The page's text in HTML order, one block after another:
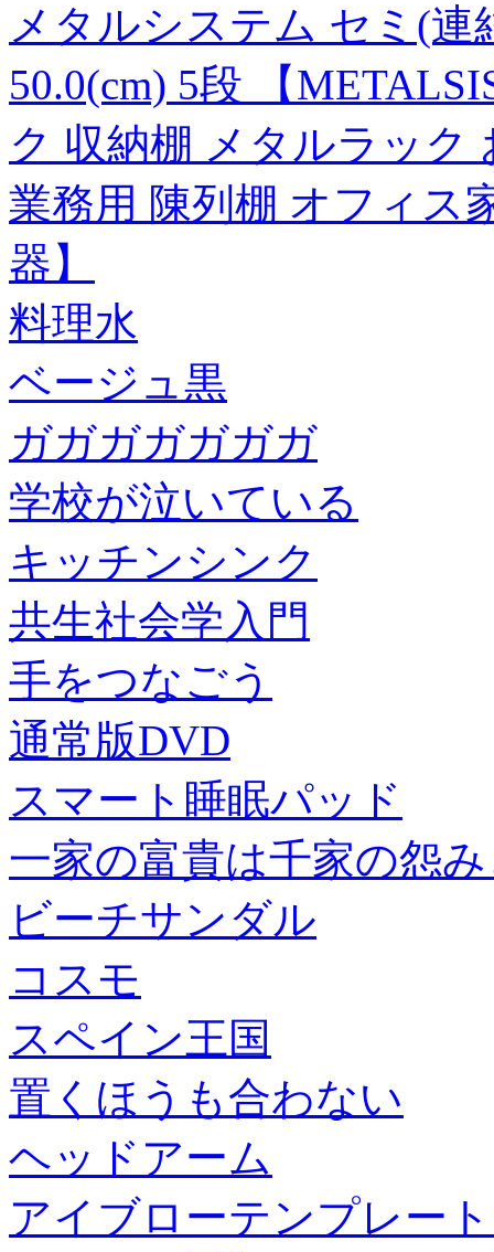
メタルシステム セミ(連
50.0(cm) 5段 【
ク 収納棚 メタルラック
業務用 陳列棚 オフィス
器】
料理水
ベージュ黒
ガガガガガガガ
学校が泣いている
キッチンシンク
共生社会学入門
手をつなごう
通常版DVD
スマート睡眠パッド
一家の富貴は千家の怨
ビーチサンダル
コスモ
スペイン王国
置くほうも合わない
ヘッドアーム
アイブローテンプレー